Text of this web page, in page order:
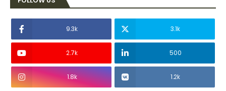
9.3k 3.1k
2.7k 500
1.8k 1.2k